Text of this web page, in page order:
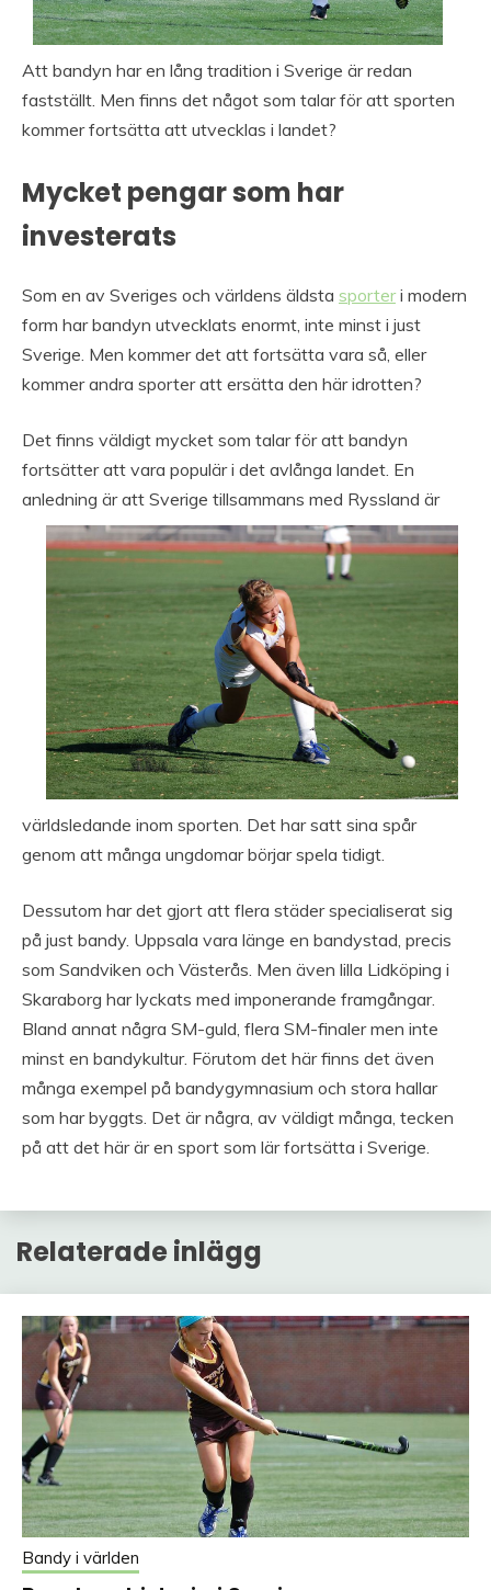
Att bandyn har en lång tradition i Sverige är redan
fastställt. Men finns det något som talar för att sporten
kommer fortsätta att utvecklas i landet?
Mycket pengar som har
investerats
Som en av Sveriges och världens äldsta sporteri modern
form har bandyn utvecklats enormt, inte minst i just
Sverige. Men kommer det att fortsätta vara så, eller
kommer andra sporter att ersätta den här idrotten?
Det finns väldigt mycket som talar för att bandyn
fortsätter att vara populär i det avlånga landet. En
anledning är att Sverige tillsammans med Ryssland är
världsledande inom sporten. Det har satt sina spår
genom att många ungdomar börjar spela tidigt.
Dessutom har det gjort att flera städer specialiserat sig
på just bandy. Uppsala vara länge en bandystad, precis
som Sandviken och Västerås. Men även lilla Lidköping i
Skaraborg har lyckats med imponerande framgångar.
Bland annat några SM-guld, flera SM-finaler men inte
minst en bandykultur. Förutom det här finns det även
många exempel på bandygymnasium och stora hallar
som har byggts. Det är några, av väldigt många, tecken
på att det här är en sport som lär fortsätta i Sverige.
Relaterade inlägg
Bandy i världen